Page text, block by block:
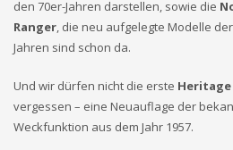
den 70er-Jahren darstellen, sowie die
Ranger , die neu aufgelegte Modelle der
Jahren sind schon da.
Und wir dürfen nicht die erste
vergessen – eine Neuauflage der
Weckfunktion aus dem Jahr 1957.